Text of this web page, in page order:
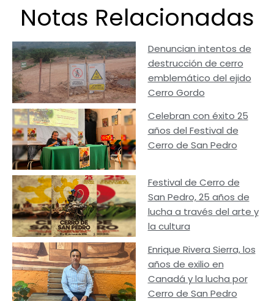
Notas Relacionadas
Denuncian intentos de
destrucción de cerro
emblemático del ejido
Cerro Gordo
Celebran con éxito 25
años del Festival de
Cerro de San Pedro
Festival de Cerro de
San Pedro, 25 años de
lucha a través del arte y
la cultura
Enrique Rivera Sierra, los
años de exilio en
Canadá y la lucha por
Cerro de San Pedro